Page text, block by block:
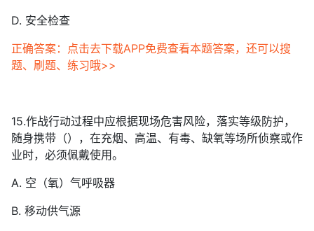
D. 安全检查
正确答案：点击去下载APP免费查看本题答案，还可以搜
题、刷题、练习哦>>
15.作战行动过程中应根据现场危害风险，落实等级防护，
随身携带（），在充烟、高温、有毒、缺氧等场所侦察或作
业时，必须佩戴使用。
A. 空（氧）气呼吸器
B. 移动供气源